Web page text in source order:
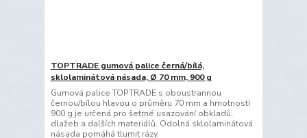
TOPTRADE gumová palice černá/bílá,
sklolaminátová násada, Ø 70 mm, 900 g
Gumová palice TOPTRADE s oboustrannou
černou/bílou hlavou o průměru 70 mm a hmotností
900 g je určená pro šetrné usazování obkladů,
dlažeb a dalších materiálů. Odolná sklolaminátová
násada pomáhá tlumit rázy.